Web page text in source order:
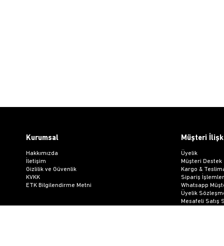
Kurumsal
Hakkımızda
İletişim
Gizlilik ve Güvenlik
KVKK
ETK Bilgilendirme Metni
Müşteri
Üyelik
Müşteri Destek
Kargo &
Sipariş
Whatsapp
Üyelik
Mesafeli Satış